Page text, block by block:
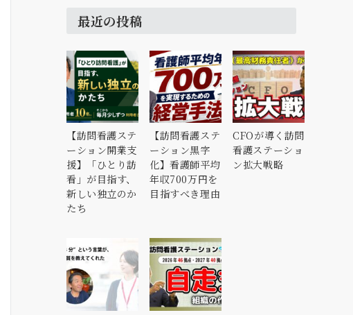
最近の投稿
【訪問看護ステ
ーション開業支
援】「ひとり訪
看」が目指す、
新しい独立のか
たち
【訪問看護ステ
ーション黒字
化】看護師平均
年収700万円を
目指すべき理由
CFOが導く訪問
看護ステーショ
ン拡大戦略